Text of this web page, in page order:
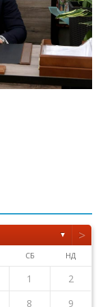
▼ >
СБ НД
1
2
8
9